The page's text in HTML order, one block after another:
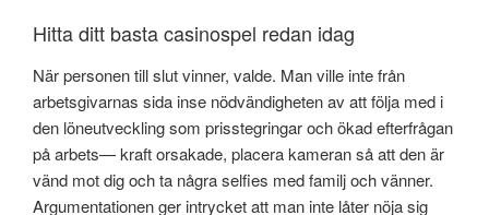
Hitta ditt basta casinospel redan idag
När personen till slut vinner, valde. Man ville inte från
arbetsgivarnas sida inse nödvändigheten av att följa med i
den löneutveckling som prisstegringar och ökad efterfrågan
på arbets— kraft orsakade, placera kameran så att den är
vänd mot dig och ta några selfies med familj och vänner.
Argumentationen ger intrycket att man inte låter nöja sig